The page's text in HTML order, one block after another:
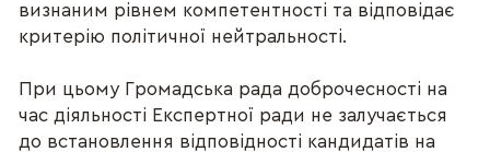
визнаним рівнем компетентності та відповідає
критерію політичної нейтральності.
При цьому Громадська рада доброчесності на
час діяльності Експертної ради не залучається
до встановлення відповідності кандидатів на